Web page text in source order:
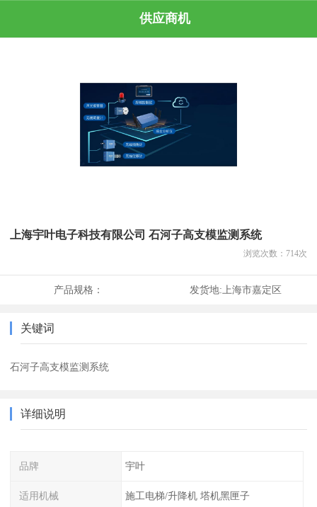
供应商机
上海宇叶电子科技有限公司 石河子高支模监测系统
浏览次数： 714次
产品规格： 发货地:上海市嘉定区
关键词
石河子高支模监测系统
详细说明
品牌 宇叶
适用机械 施工电梯/升降机 塔机黑匣子